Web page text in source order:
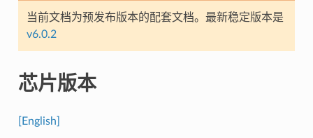
当前文档为预发布版本的配套文档。最新稳定版本是
v6.0.2
芯片版本
[English]